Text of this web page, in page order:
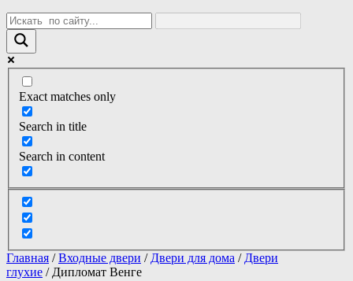
Exact matches only
Search in title
Search in content
Главная /Входные двери / Двери для дома / Двери
глухие / Дипломат Венге